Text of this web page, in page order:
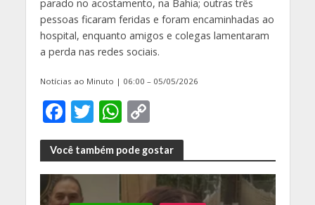
parado no acostamento, na Bahia; outras três
pessoas ficaram feridas e foram encaminhadas ao
hospital, enquanto amigos e colegas lamentaram
a perda nas redes sociais.
Notícias ao Minuto | 06:00 – 05/05/2026
F
ac
e
b
T
w
itt
er
W
h
at
s
C
o
p
y
Você também pode gostar